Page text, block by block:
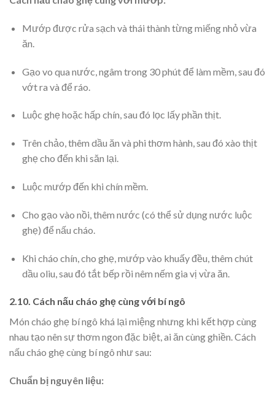
Mướp được rửa sạch và thái thành từng miếng nhỏ vừa
ăn.
Gạo vo qua nước, ngâm trong 30 phút để làm mềm, sau đó
vớt ra và để ráo.
Luộc ghẹ hoặc hấp chín, sau đó lọc lấy phần thịt.
Trên chảo, thêm dầu ăn và phi thơm hành, sau đó xào thịt
ghẹ cho đến khi săn lại.
Luộc mướp đến khi chín mềm.
Cho gạo vào nồi, thêm nước (có thể sử dụng nước luộc
ghẹ) để nấu cháo.
Khi cháo chín, cho ghẹ, mướp vào khuấy đều, thêm chút
dầu oliu, sau đó tắt bếp rồi nêm nếm gia vị vừa ăn.
2.10. Cách nấu cháo ghẹ cùng với bí ngô
Món cháo ghẹ bí ngô khá lại miệng nhưng khi kết hợp cùng
nhau tạo nên sự thơm ngon đặc biệt, ai ăn cùng ghiền. Cách
nấu cháo ghẹ cùng bí ngô như sau:
Chuẩn bị nguyên liệu: